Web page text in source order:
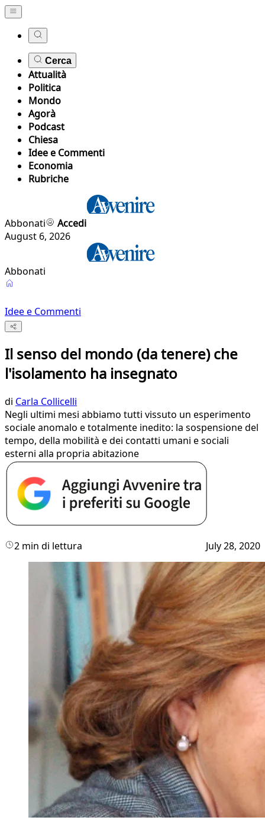
Cerca
Attualità
Politica
Mondo
Agorà
Podcast
Chiesa
Idee e Commenti
Economia
Rubriche
Abbonati
Accedi
August 6, 2026
Abbonati
Idee e Commenti
Il senso del mondo (da tenere) che
l'isolamento ha insegnato
di Carla Collicelli
Negli ultimi mesi abbiamo tutti vissuto un esperimento
sociale anomalo e totalmente inedito: la sospensione del
tempo, della mobilità e dei contatti umani e sociali
esterni alla propria abitazione
2 min di lettura July 28, 2020